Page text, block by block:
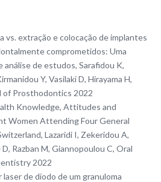
vs. extração e colocação de implantes
comprometidos: Uma
análise de estudos, Sarafidou K,
Y, Vasilaki D, Hirayama H,
of Prosthodontics 2022
Knowledge, Attitudes and
Women Attending Four General
Lazaridi I, Zekeridou A,
Razban M, Giannopoulou C, Oral
2022
laser de díodo de um granuloma